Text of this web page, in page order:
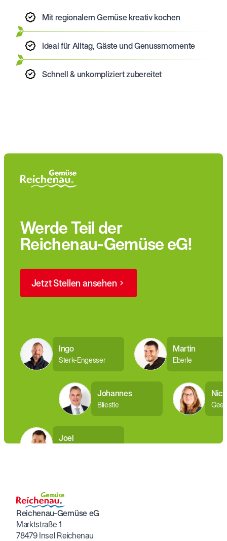
Mit regionalem Gemüse kreativ kochen
Ideal für Alltag, Gäste und Genussmomente
Schnell & unkompliziert zubereitet
Werde Teil der
Reichenau-Gemüse eG!
Jetzt Stellen ansehen
Ingo
Sterk-Engesser
Martin
Eberle
Johannes
Bliestle
Joel
Reichenau-Gemüse eG
Marktstraße 1
78479 Insel Reichenau